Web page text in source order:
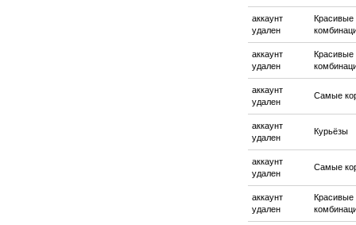
аккаунт
удален
Красивые
аккаунт
удален
Красивые
аккаунт
удален
Самые
аккаунт
удален
Курьёзы
аккаунт
удален
Самые
аккаунт
удален
Красивые